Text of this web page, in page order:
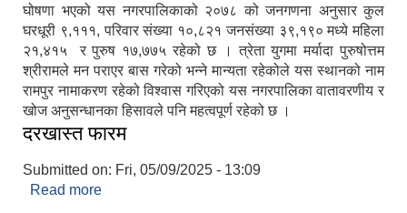
घोषणा भएको यस नगरपालिकाको २०७८ को जनगणना अनुसार कुल
घरधूरी ९,१११, परिवार संख्या १०,८२१ जनसंख्या ३९,१९० मध्ये महिला
२१,४१५ र पुरुष १७,७७५ रहेको छ । त्रेता युगमा मर्यादा पुरुषोत्तम
श्रीरामले मन पराएर बास गरेको भन्ने मान्यता रहेकोले यस स्थानको नाम
रामपुर नामाकरण रहेको विश्वास गरिएको यस नगरपालिका वातावरणीय र
खोज अनुसन्धानका हिसावले पनि महत्वपूर्ण रहेको छ ।
दरखास्त फारम
Submitted on: Fri, 05/09/2025 - 13:09
Read more